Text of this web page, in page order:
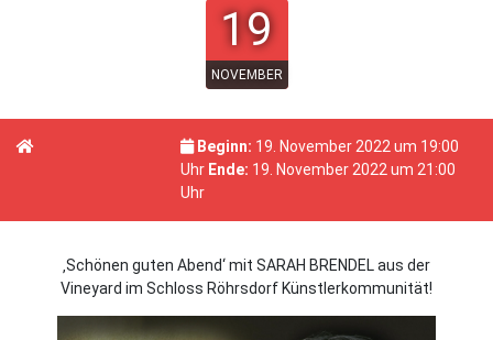
19
NOVEMBER
Beginn: 19. November 2022 um 19:00
Uhr Ende: 19. November 2022 um 21:00
Uhr
‚Schönen guten Abend‘ mit SARAH BRENDEL aus der
Vineyard im Schloss Röhrsdorf Künstlerkommunität!